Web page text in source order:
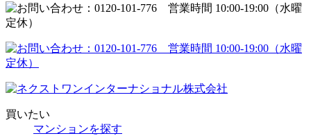
買いたい
マンションを探す